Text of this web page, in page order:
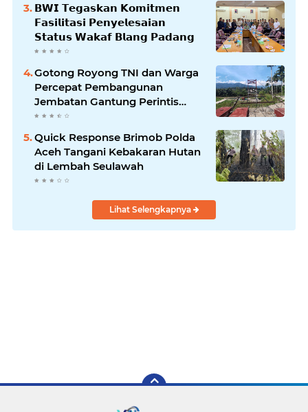
𝗕𝗪𝗜 𝗧𝗲𝗴𝗮𝘀𝗸𝗮𝗻 𝗞𝗼𝗺𝗶𝘁𝗺𝗲𝗻
𝗙𝗮𝘀𝗶𝗹𝗶𝘁𝗮𝘀𝗶 𝗣𝗲𝗻𝘆𝗲𝗹𝗲𝘀𝗮𝗶𝗮𝗻
𝗦𝘁𝗮𝘁𝘂𝘀 𝗪𝗮𝗸𝗮𝗳 𝗕𝗹𝗮𝗻𝗴 𝗣𝗮𝗱𝗮𝗻𝗴
Gotong Royong TNI dan Warga
Percepat Pembangunan
Jembatan Gantung Perintis
Kuta Ujung Aceh Tenggara
Quick Response Brimob Polda
Aceh Tangani Kebakaran Hutan
di Lembah Seulawah
Lihat Selengkapnya